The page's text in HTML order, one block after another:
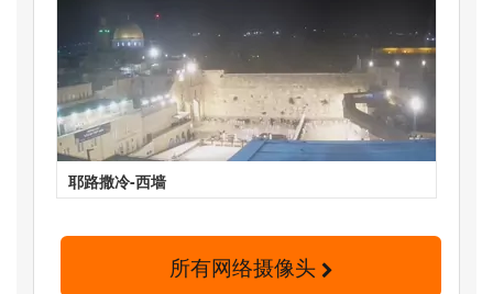
耶路撒冷-西墙
所有网络摄像头